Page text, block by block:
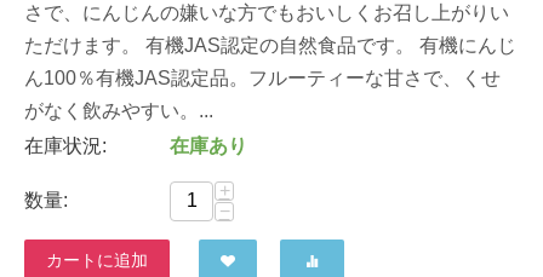
さで、にんじんの嫌いな方でもおいしくお召し上がりい
ただけます。 有機JAS認定の自然食品です。 有機にんじ
ん100％有機JAS認定品。フルーティーな甘さで、くせ
がなく飲みやすい。...
在庫状況:
在庫あり
数量:
+
−
カートに追加